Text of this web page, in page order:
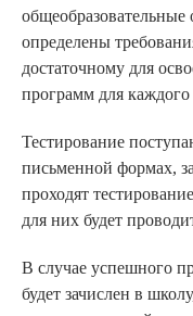
определены
достаточному для
программ для каждого
Тестирование
письменной формах,
проходят
для них будет
В случае успешного
будет зачислен в